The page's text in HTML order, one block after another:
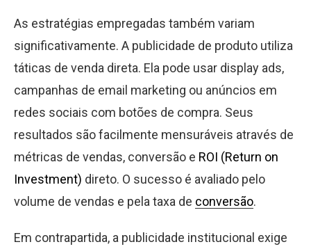
As estratégias empregadas também variam
significativamente. A publicidade de produto utiliza
táticas de venda direta. Ela pode usar display ads,
campanhas de email marketing ou anúncios em
redes sociais com botões de compra. Seus
resultados são facilmente mensuráveis através de
métricas de vendas, conversão e ROI (Return on
Investment) direto. O sucesso é avaliado pelo
volume de vendas e pela taxa de conversão.
Em contrapartida, a publicidade institucional exige